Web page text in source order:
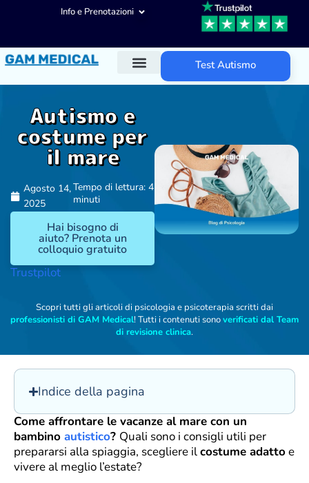
Info e Prenotazioni
Test Autismo
Autismo e
costume per
il mare
Agosto 14,
2025
Tempo di lettura: 4
minuti
Hai bisogno di
aiuto? Prenota un
colloquio gratuito
Trustpilot
Scopri tutti gli articoli di psicologia e psicoterapia scritti dai
professionisti di GAM Medical! Tutti i contenuti sonoverificati dal Team
di revisione clinica.
Indice della pagina
Come affrontare le vacanze al mare con un
bambino autistico? Quali sono i consigli utili per
prepararsi alla spiaggia, scegliere ilcostume adattoe
vivere al meglio l’estate?